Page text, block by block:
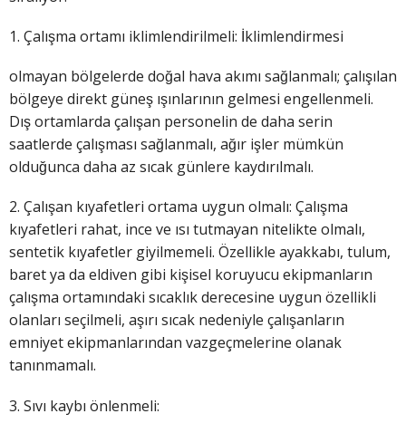
1. Çalışma ortamı iklimlendirilmeli: İklimlendirmesi
olmayan bölgelerde doğal hava akımı sağlanmalı; çalışılan
bölgeye direkt güneş ışınlarının gelmesi engellenmeli.
Dış ortamlarda çalışan personelin de daha serin
saatlerde çalışması sağlanmalı, ağır işler mümkün
olduğunca daha az sıcak günlere kaydırılmalı.
2. Çalışan kıyafetleri ortama uygun olmalı: Çalışma
kıyafetleri rahat, ince ve ısı tutmayan nitelikte olmalı,
sentetik kıyafetler giyilmemeli. Özellikle ayakkabı, tulum,
baret ya da eldiven gibi kişisel koruyucu ekipmanların
çalışma ortamındaki sıcaklık derecesine uygun özellikli
olanları seçilmeli, aşırı sıcak nedeniyle çalışanların
emniyet ekipmanlarından vazgeçmelerine olanak
tanınmamalı.
3. Sıvı kaybı önlenmeli: